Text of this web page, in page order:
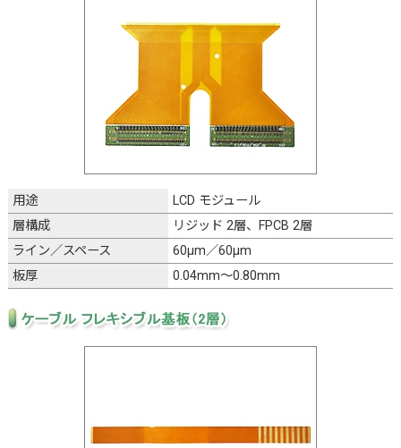
用途
LCD モジュール
層構成
リジッド 2層、FPCB 2層
ライン／スペース
60μm／60μm
板厚
0.04mm～0.80mm